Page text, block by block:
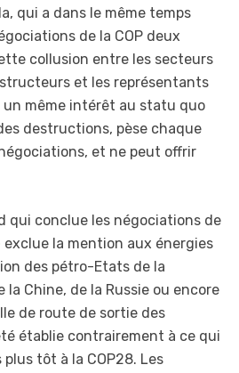
qui a dans le même temps
de la COP deux
collusion entre les secteurs
et les représentants
même intérêt au statu quo
destructions, pèse chaque
et ne peut offrir
qui conclue les négociations de
exclue la mention aux énergies
des pétro-Etats de la
la Chine, de la Russie ou encore
de route de sortie des
établie contrairement à ce qui
tôt à la COP28. Les